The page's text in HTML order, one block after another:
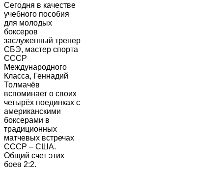
Сегодня в качестве
учебного пособия
для молодых
боксеров
заслуженный тренер
СБЭ, мастер спорта
СССР
Международного
Класса, Геннадий
Толмачёв
вспоминает о своих
четырёх поединках с
американскими
боксерами в
традиционных
матчевых встречах
СССР – США.
Общий счет этих
боев 2:2.